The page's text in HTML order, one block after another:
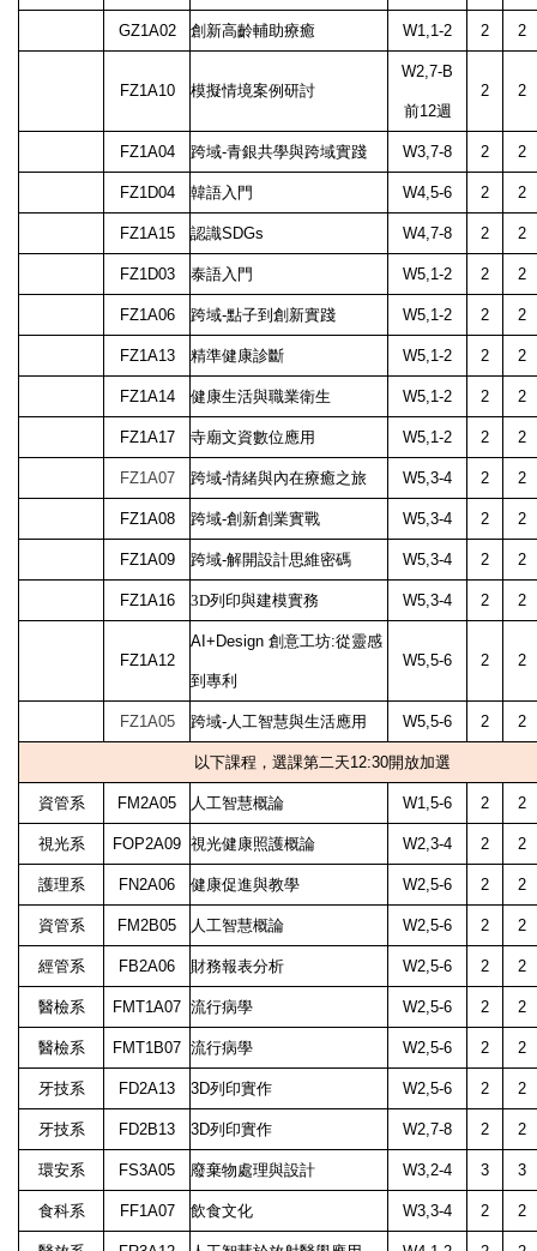
GZ1A02 創新高齡輔助療癒 W1,1-2 2 2
FZ1A10 模擬情境案例研討
W2,7-B
前12週
2 2
FZ1A04 跨域-青銀共學與跨域實踐 W3,7-8 2 2
FZ1D04 韓語入門 W4,5-6 2 2
FZ1A15 認識SDGs W4,7-8 2 2
FZ1D03 泰語入門 W5,1-2 2 2
FZ1A06 跨域-點子到創新實踐 W5,1-2 2 2
FZ1A13 精準健康診斷 W5,1-2 2 2
FZ1A14 健康生活與職業衛生 W5,1-2 2 2
FZ1A17 寺廟文資數位應用 W5,1-2 2 2
FZ1A07 跨域-情緒與內在療癒之旅 W5,3-4 2 2
FZ1A08 跨域-創新創業實戰 W5,3-4 2 2
FZ1A09 跨域-解開設計思維密碼 W5,3-4 2 2
FZ1A16 3D列印與建模實務 W5,3-4 2 2
FZ1A12
AI+Design 創意工坊:從靈感
到專利
W5,5-6 2 2
FZ1A05 跨域-人工智慧與生活應用 W5,5-6 2 2
以下課程，選課第二天12:30開放加選
資管系 FM2A05 人工智慧概論 W1,5-6 2 2
視光系 FOP2A09 視光健康照護概論 W2,3-4 2 2
護理系 FN2A06 健康促進與教學 W2,5-6 2 2
資管系 FM2B05 人工智慧概論 W2,5-6 2 2
經管系 FB2A06 財務報表分析 W2,5-6 2 2
醫檢系 FMT1A07 流行病學 W2,5-6 2 2
醫檢系 FMT1B07 流行病學 W2,5-6 2 2
牙技系 FD2A13 3D列印實作 W2,5-6 2 2
牙技系 FD2B13 3D列印實作 W2,7-8 2 2
環安系 FS3A05 廢棄物處理與設計 W3,2-4 3 3
食科系 FF1A07 飲食文化 W3,3-4 2 2